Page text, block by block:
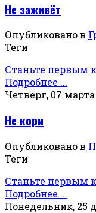
Не заживёт
Опубликовано в
Теги
Станьте первым
Подробнее ...
Четверг, 07 марта
Не кори
Опубликовано в
Теги
Станьте первым
Подробнее ...
Понедельник, 25